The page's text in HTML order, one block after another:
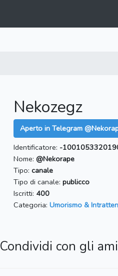
Nekozegz
Aperto in Telegram
Identificatore: -
Nome: @Nekorape
Tipo: canale
Tipo di canale: publicco
Iscritti: 400
Categoria: Umorismo &
Condividi con gli